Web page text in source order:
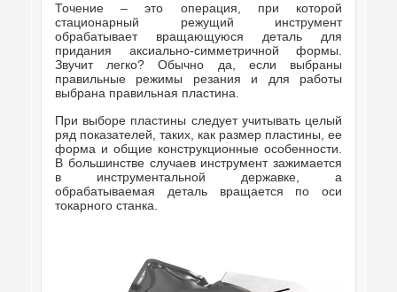
Точение – это операция, при которой
стационарный режущий инструмент
обрабатывает вращающуюся деталь для
придания аксиально-симметричной формы.
Звучит легко? Обычно да, если выбраны
правильные режимы резания и для работы
выбрана правильная пластина.
При выборе пластины следует учитывать целый
ряд показателей, таких, как размер пластины, ее
форма и общие конструкционные особенности.
В большинстве случаев инструмент зажимается
в инструментальной державке, а
обрабатываемая деталь вращается по оси
токарного станка.